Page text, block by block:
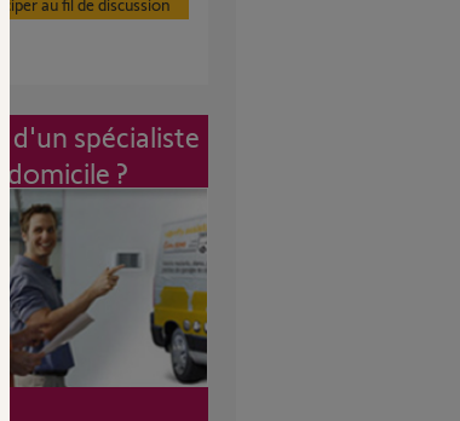
au fil de discussion
spécialiste
?